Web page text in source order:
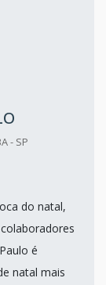
- SP
do natal,
é
natal mais